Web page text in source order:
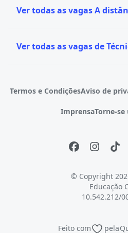
Termos e CondiçõesAviso de
ImprensaTorne-
© Copyright
Educação
10.542.212/
Feito com pela